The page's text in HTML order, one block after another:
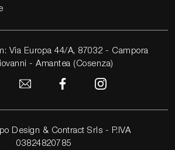
Via Europa 44/A, 87032 - Campora
- Amantea (Cosenza)
Design & Contract Srls - P.IVA
03824820785